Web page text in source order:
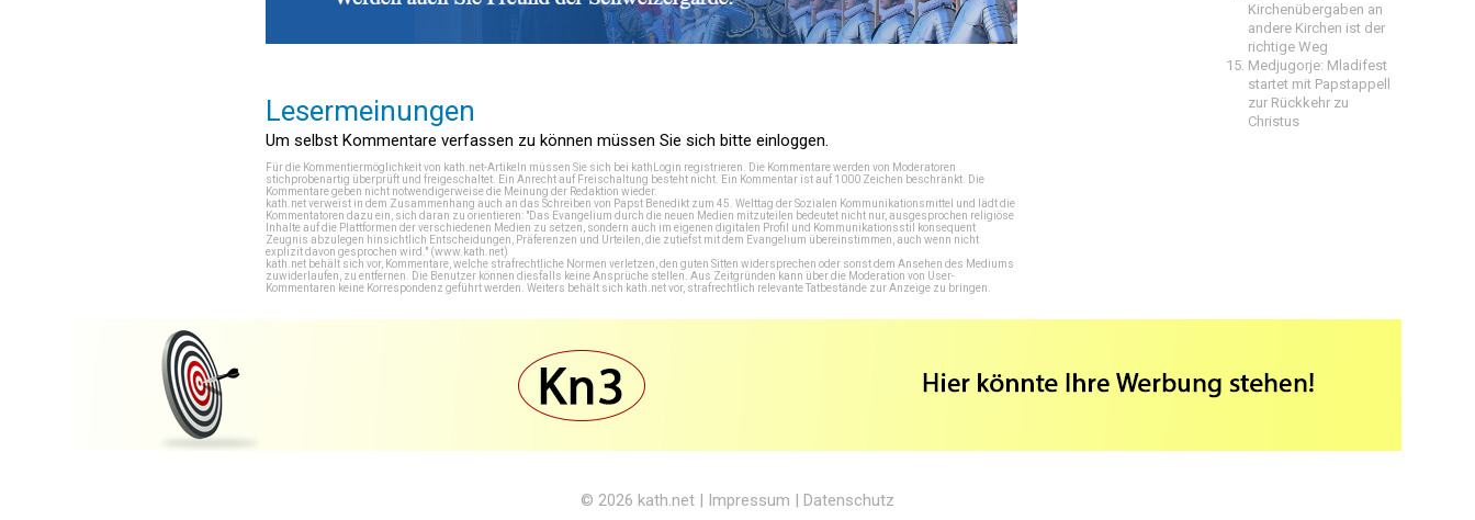
Lesermeinungen
Um selbst Kommentare verfassen zu können müssen Sie sich bitte einloggen.
Für die Kommentiermöglichkeit von kath.net-Artikeln müssen Sie sich bei kathLogin registrieren . Die Kommentare werden von Moderatoren
stichprobenartig überprüft und freigeschaltet. Ein Anrecht auf Freischaltung besteht nicht. Ein Kommentar ist auf 1000 Zeichen beschränkt. Die
Kommentare geben nicht notwendigerweise die Meinung der Redaktion wieder.
kath.net verweist in dem Zusammenhang auch an das Schreiben von Papst Benedikt zum 45. Welttag der Sozialen Kommunikationsmittel und lädt die
Kommentatoren dazu ein, sich daran zu orientieren: "Das Evangelium durch die neuen Medien mitzuteilen bedeutet nicht nur, ausgesprochen religiöse
Inhalte auf die Plattformen der verschiedenen Medien zu setzen, sondern auch im eigenen digitalen Profil und Kommunikationsstil konsequent
Zeugnis abzulegen hinsichtlich Entscheidungen, Präferenzen und Urteilen, die zutiefst mit dem Evangelium übereinstimmen, auch wenn nicht
explizit davon gesprochen wird." (www.kath.net)
kath.net behält sich vor, Kommentare, welche strafrechtliche Normen verletzen, den guten Sitten widersprechen oder sonst dem Ansehen des Mediums
zuwiderlaufen, zu entfernen. Die Benutzer können diesfalls keine Ansprüche stellen. Aus Zeitgründen kann über die Moderation von User-
Kommentaren keine Korrespondenz geführt werden. Weiters behält sich kath.net vor, strafrechtlich relevante Tatbestände zur Anzeige zu bringen.
Kirchenübergaben an
andere Kirchen ist der
richtige Weg
Medjugorje: Mladifest
startet mit Papstappell
zur Rückkehr zu
Christus
© 2026 kath.net | Impressum | Datenschutz